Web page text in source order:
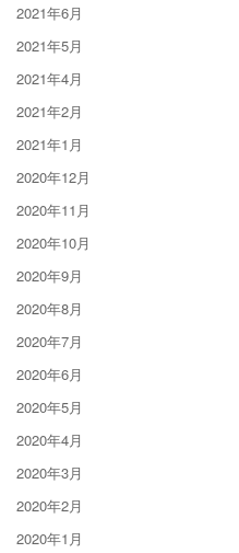
2021年6月
2021年5月
2021年4月
2021年2月
2021年1月
2020年12月
2020年11月
2020年10月
2020年9月
2020年8月
2020年7月
2020年6月
2020年5月
2020年4月
2020年3月
2020年2月
2020年1月